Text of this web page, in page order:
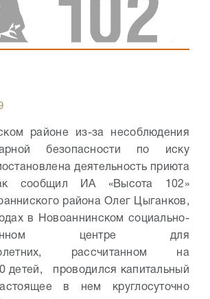
районе из-за несоблюдения
безопасности по иску
деятельность приюта
сообщил ИА «Высота 102»
района Олег Цыганков,
в Новоаннинском социально-
центре для
рассчитанном на
детей, проводился капитальный
в нем круглосуточно